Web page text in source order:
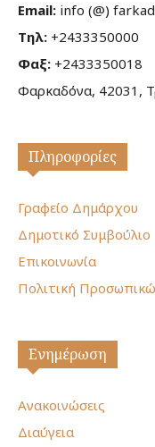
Email: info (@)
Τηλ: +2433350000
Φαξ: +2433350018
Φαρκαδόνα, 42031,
Πληροφορίες
Γραφείο Δημάρχου
Δημοτικό Συμβούλιο
Επικοινωνία
Πολιτική
Ενημέρωση
Ανακοινώσεις
Διαύγεια